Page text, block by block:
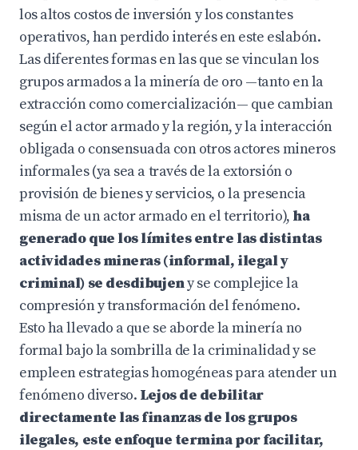
los altos costos de inversión y los constantes
operativos, han perdido interés en este eslabón.
Las diferentes formas en las que se vinculan los
grupos armados a la minería de oro —tanto en la
extracción como comercialización— que cambian
según el actor armado y la región, y la interacción
obligada o consensuada con otros actores mineros
informales (ya sea a través de la extorsión o
provisión de bienes y servicios, o la presencia
misma de un actor armado en el territorio), ha
generado que los límites entre las distintas
actividades mineras (informal, ilegal y
criminal) se desdibujeny se complejice la
compresión y transformación del fenómeno.
Esto ha llevado a que se aborde la minería no
formal bajo la sombrilla de la criminalidad y se
empleen estrategias homogéneas para atender un
fenómeno diverso. Lejos de debilitar
directamente las finanzas de los grupos
ilegales, este enfoque termina por facilitar,